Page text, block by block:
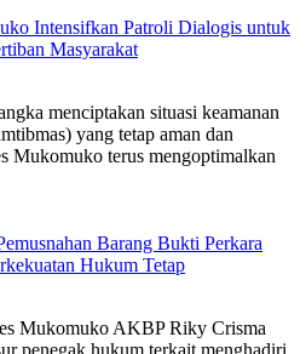
Intensifkan Patroli Dialogis untuk
Masyarakat
menciptakan situasi keamanan
yang tetap aman dan
Mukomuko terus mengoptimalkan
Barang Bukti Perkara
Hukum Tetap
Mukomuko AKBP Riky Crisma
penegak hukum terkait menghadiri